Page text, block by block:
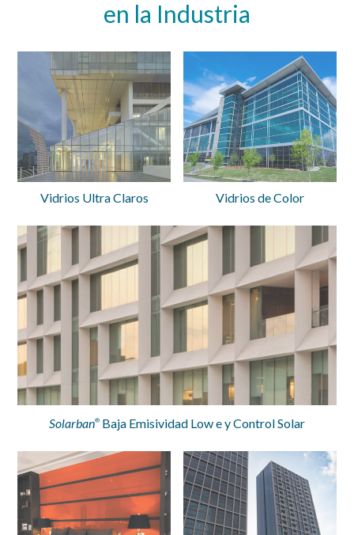
en la Industria
Vidrios Ultra Claros Vidrios de Color
Solarban® Baja Emisividad Low e y Control Solar